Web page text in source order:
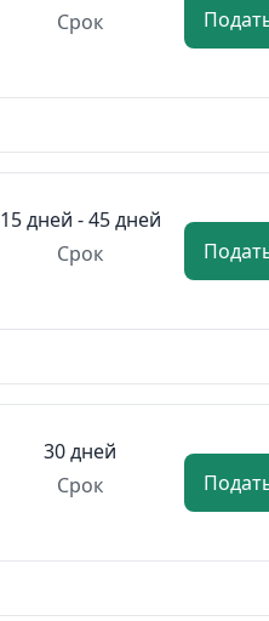
Срок
15 дней - 45 дней
Срок
30 дней
Срок